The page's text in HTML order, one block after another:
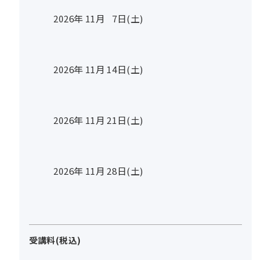
2026年 11月 7日(土)
2026年 11月 14日(土)
2026年 11月 21日(土)
2026年 11月 28日(土)
受講料(税込)